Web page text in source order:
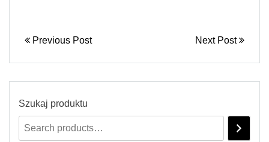
Previous Post Next Post
Szukaj produktu